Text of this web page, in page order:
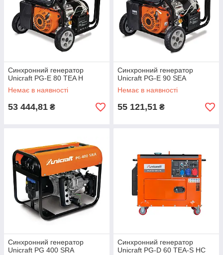
Синхронний генератор
Unicraft PG-E 80 TEA H
Немає в наявності
53 444,81 ₴
Синхронний генератор
Unicraft PG-E 90 SEA
Немає в наявності
55 121,51 ₴
Синхронний генератор
Unicraft PG 400 SRA
Синхронний генератор
Unicraft PG-D 60 TEA-S HC